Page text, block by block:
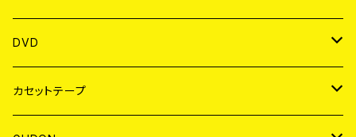
ANALOG
アパレル
BADGE
DVD
JAPAN
カセットテープ